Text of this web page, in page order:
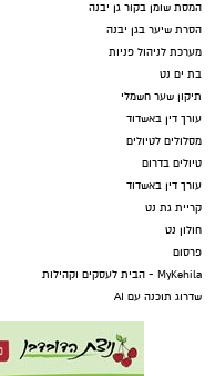
המסת שומן בקור גן יבנה
הסרת שיער בגן יבנה
מערכת לניהול פניות
בת ים נט
תיקון שער חשמלי
עורך דין באשדוד
מסלולים לטיולים
טיולים בדרום
עורך דין באשדוד
קריית גת נט
חולון נט
פרסום
MyKehila - הבית לעסקים וקהילות
שדרוג תוכנה עם AI